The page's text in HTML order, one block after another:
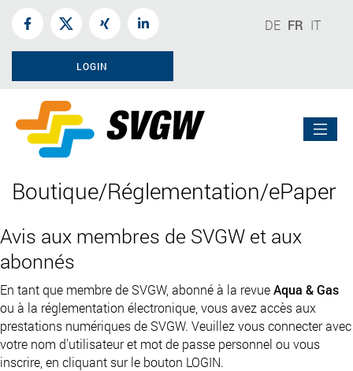
DE FR IT
LOGIN
Boutique/Réglementation/ePaper
Avis aux membres de SVGW et aux
abonnés
En tant que membre de SVGW, abonné à la revueAqua & Gas
ou à la réglementation électronique, vous avez accès aux
prestations numériques de SVGW. Veuillez vous connecter avec
votre nom d'utilisateur et mot de passe personnel ou vous
inscrire, en cliquant sur le bouton LOGIN.